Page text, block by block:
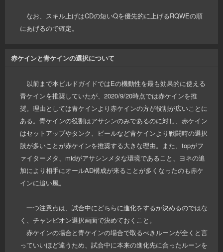
なお、スキル上げはCDの短いQを優先的に上げるRQWEの順
にあげるので確定。
赤ケインと青ケインの選択について
以前まで本ビルドガイドではEの機動性を最も効果的に使える
青ケインを推奨していたが、2020/9/20時点では赤ケインを推
奨。理由としては青ケインより赤ケインの方が役割が広いことに
ある。青ケインの役割はアサシンのみであるのに対し、赤ケイン
はセットアップやタンク、ピールなど青ケインより戦闘時の選択
肢が多いことが赤ケインを推奨する大きな理由。また、topがフ
ァイターメタ、midがアサシンメタな環境であること、ヨネの追
加により相手にオールAD構成が来ることが多くなったのも赤ケ
インに追い風。
一つ注意点は、試合中にどちらに進化をするか決めるのではな
く、チャンピオン選択画面で決めておくこと。
赤ケインの場合と青ケインの場合で取るべきルーンが全くと言
っていいほど違うため、試合中に本来の進化先に合ったルーンを